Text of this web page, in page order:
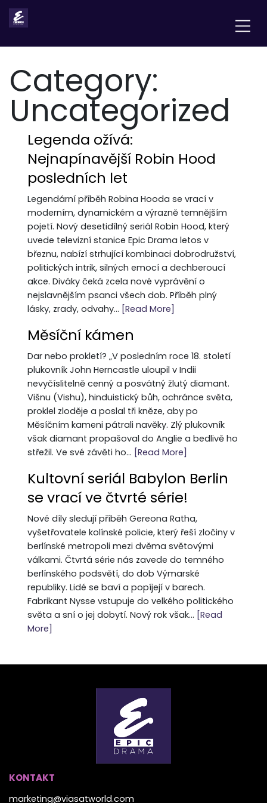
Category:
Uncategorized
Legenda ožívá:
Nejnapínavější Robin Hood
posledních let
Legendární příběh Robina Hooda se vrací v
moderním, dynamickém a výrazně temnějším
pojetí. Nový desetidílný seriál Robin Hood, který
uvede televizní stanice Epic Drama letos v
březnu, nabízí strhující kombinaci dobrodružství,
politických intrik, silných emocí a dechberoucí
akce. Diváky čeká zcela nové vyprávění o
nejslavnějším psanci všech dob. Příběh plný
lásky, zrady, odvahy... [Read More]
Měsíční kámen
Dar nebo prokletí? „V posledním roce 18. století
plukovník John Herncastle uloupil v Indii
nevyčíslitelně cenný a posvátný žlutý diamant.
Višnu (Vishu), hinduistický bůh, ochránce světa,
proklel zloděje a poslal tři kněze, aby po
Měsíčním kameni pátrali navěky. Zlý plukovník
však diamant propašoval do Anglie a bedlivě ho
střežil. Ve své závěti ho... [Read More]
Kultovní seriál Babylon Berlin
se vrací ve čtvrté série!
Nové díly sledují příběh Gereona Ratha,
vyšetřovatele kolínské policie, který řeší zločiny v
berlínské metropoli mezi dvěma světovými
válkami. Čtvrtá série nás zavede do temného
berlínského podsvětí, do dob Výmarské
republiky. Lidé se baví a popíjejí v barech.
Fabrikant Nysse vstupuje do velkého politického
světa a sní o jej dobytí. Nový rok však... [Read
More]
KONTAKT
marketing@viasatworld.com